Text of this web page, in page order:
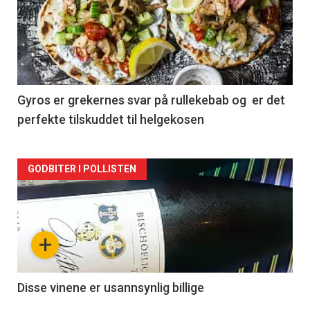
akkurat
nå
-
2
Gyros er grekernes svar på rullekebab og er det
perfekte tilskuddet til helgekosen
Forsiden
akkurat
nå
3
+
GODBITER I POLLISTEN
Disse vinene er usannsynlig billige